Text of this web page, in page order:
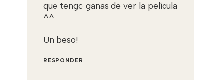
que tengo ganas de ver la película
^^
Un beso!
RESPONDER